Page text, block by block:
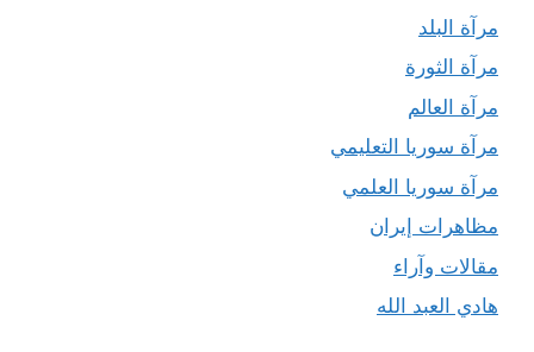
مرآة البلد
مرآة الثورة
مرآة العالم
مرآة سوريا التعليمي
مرآة سوريا العلمي
مظاهرات إيران
مقالات وآراء
هادي العبد الله